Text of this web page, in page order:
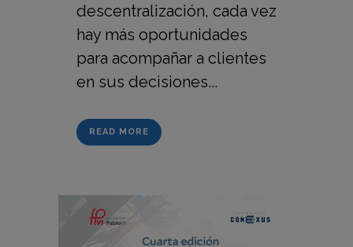
descentralización, cada vez
hay más oportunidades
para acompañar a clientes
en sus decisiones...
READ MORE